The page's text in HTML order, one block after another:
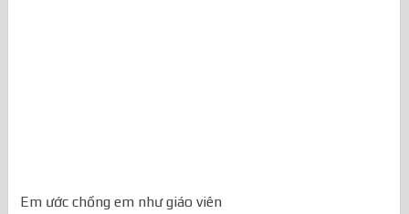
Em ước chồng em như giáo viên